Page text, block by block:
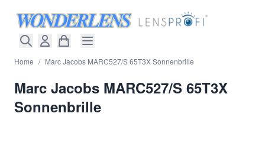
Home / Marc Jacobs MARC527/S 65T3X Sonnenbrille
Marc Jacobs MARC527/S 65T3X
Sonnenbrille